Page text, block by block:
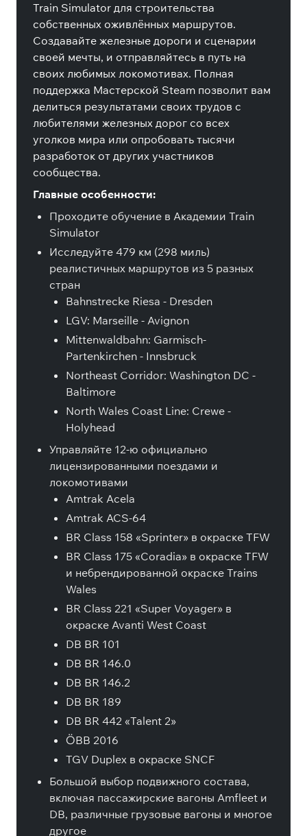
Train Simulator для строительства
собственных оживлённых маршрутов.
Создавайте железные дороги и сценарии
своей мечты, и отправляйтесь в путь на
своих любимых локомотивах. Полная
поддержка Мастерской Steam позволит вам
делиться результатами своих трудов с
любителями железных дорог со всех
уголков мира или опробовать тысячи
разработок от других участников
сообщества.
Главные особенности:
Проходите обучение в Академии Train
Simulator
Исследуйте 479 км (298 миль)
реалистичных маршрутов из 5 разных
стран
Bahnstrecke Riesa - Dresden
LGV: Marseille - Avignon
Mittenwaldbahn: Garmisch-
Partenkirchen - Innsbruck
Northeast Corridor: Washington DC -
Baltimore
North Wales Coast Line: Crewe -
Holyhead
Управляйте 12-ю официально
лицензированными поездами и
локомотивами
Amtrak Acela
Amtrak ACS-64
BR Class 158 «Sprinter» в окраске TFW
BR Class 175 «Coradia» в окраске TFW
и небрендированной окраске Trains
Wales
BR Class 221 «Super Voyager» в
окраске Avanti West Coast
DB BR 101
DB BR 146.0
DB BR 146.2
DB BR 189
DB BR 442 «Talent 2»
ÖBB 2016
TGV Duplex в окраске SNCF
Большой выбор подвижного состава,
включая пассажирские вагоны Amfleet и
DB, различные грузовые вагоны и многое
другое